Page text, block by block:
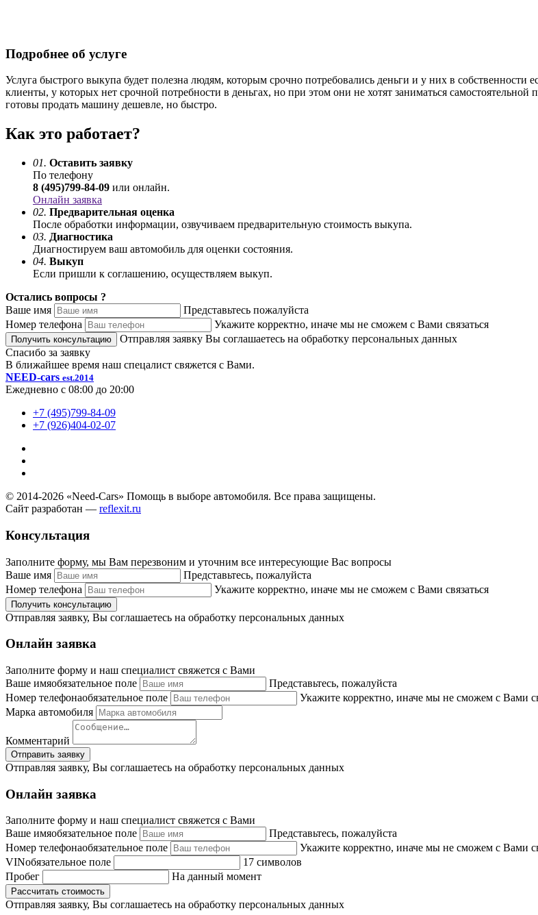
Подробнее об услуге
Услуга быстрого выкупа будет полезна людям, которым срочно потребовались деньги и у них в
клиенты, у которых нет срочной потребности в деньгах, но при этом они не хотят заниматься
готовы продать машину дешевле, но быстро.
Как это работает?
01. Оставить заявку
По телефону
8 (495)799-84-09 или онлайн.
Онлайн заявка
02. Предварительная оценка
После обработки информации, озвучиваем предварительную стоимость выкупа.
03. Диагностика
Диагностируем ваш автомобиль для оценки состояния.
04. Выкуп
Если пришли к соглашению, осуществляем выкуп.
Остались вопросы ?
Ваше имя
Представьтесь пожалуйста
Номер телефона
Укажите корректно, иначе мы не сможем с Вами связаться
Отправляя заявку Вы соглашаетесь на обработку персональных данных
Спасибо за заявку
В ближайшее время наш спецалист свяжется с Вами.
NEED-сars est.2014
Ежедневно с 08:00 до 20:00
+7 (495)799-84-09
+7 (926)404-02-07
© 2014-2026 «Need-Cars» Помощь в выборе автомобиля. Все права защищены.
Сайт разработан — reflexit.ru
Консультация
Заполните форму, мы Вам перезвоним и уточним все интересующие Вас вопросы
Ваше имя
Представьтесь, пожалуйста
Номер телефона
Укажите корректно, иначе мы не сможем с Вами связаться
Отправляя заявку, Вы соглашаетесь на обработку персональных данных
Онлайн заявка
Заполните форму и наш специалист свяжется с Вами
Ваше имяобязательное поле
Представьтесь, пожалуйста
Номер телефонаобязательное поле
Укажите корректно, иначе мы не сможем с Вами
Марка автомобиля
Комментарий
Отправляя заявку, Вы соглашаетесь на обработку персональных данных
Онлайн заявка
Заполните форму и наш специалист свяжется с Вами
Ваше имяобязательное поле
Представьтесь, пожалуйста
Номер телефонаобязательное поле
Укажите корректно, иначе мы не сможем с Вами
VINобязательное поле
17 символов
Пробег
На данный момент
Отправляя заявку, Вы соглашаетесь на обработку персональных данных